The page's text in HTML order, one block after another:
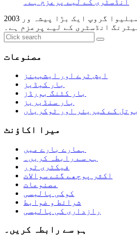
2003 میں قائم کیا گیا، سبلیوا گروپ ایک بڑا پیشہ ور
انڈسٹری کے لیے پرعزم ہے۔
مصنوعات
ایش ٹرے اور ایشبینز
بار کیڈیز
بار کٹنگ بورڈز
بار سنڈیریز
بوتل کے کیریئر اور ٹوکریاں
میرا اکاؤنٹ
ہمارے بارے میں
ہم سے رابطہ کریں۔
فیکٹری ٹور
اکثر پوچھے گئے سوالات
مصنوعات
کوکی پالیسی
شرائط و ضوابط
رازداری کی پالیسی
ہم سے رابطہ کریں۔